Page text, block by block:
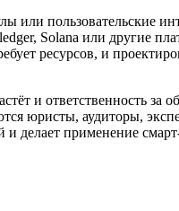
или пользовательские
Solana или другие
ресурсов, и
и ответственность за
юристы, аудиторы,
делает применение